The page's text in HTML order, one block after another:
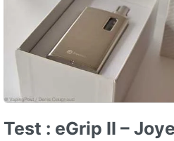
Test : eGrip II –